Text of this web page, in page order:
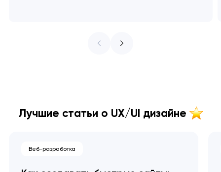
Лучшие статьи о UX/UI дизайне
Веб-разработка